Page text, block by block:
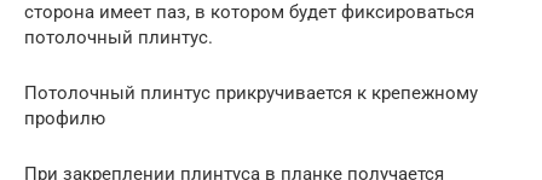
сторона имеет паз, в котором будет фиксироваться
потолочный плинтус.
Потолочный плинтус прикручивается к крепежному
профилю
При закреплении плинтуса в планке получается